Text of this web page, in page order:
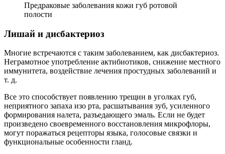
Предраковые заболевания кожи губ ротовой
полости
Лишай и дисбактериоз
Многие встречаются с таким заболеванием, как дисбактериоз.
Неграмотное употребление актибиотиков, снижение местного
иммунитета, воздействие лечения простудных заболеваний и
т. д.
Все это способствует появлению трещин в уголках губ,
неприятного запаха изо рта, расшатывания зуб, усиленного
формирования налета, разъедающего эмаль. Если не будет
произведено своевременного восстановления микрофлоры,
могут поражаться рецепторы языка, голосовые связки и
функциональные особенности гланд.